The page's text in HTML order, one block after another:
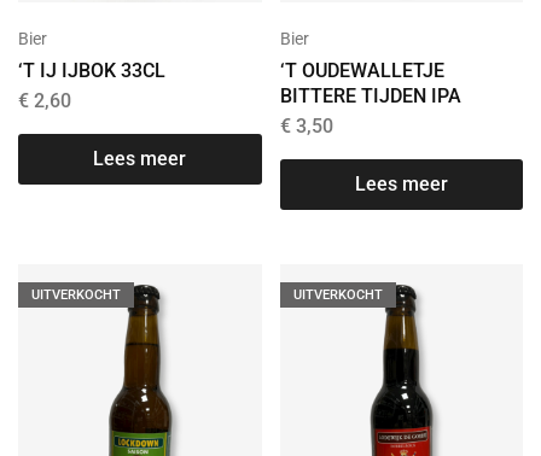
Bier
‘T IJ IJBOK 33CL
€ 2,60
Lees meer
Bier
‘T OUDEWALLETJE
BITTERE TIJDEN IPA
€3,50
Lees meer
UITVERKOCHT UITVERKOCHT